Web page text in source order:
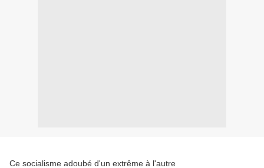
Ce socialisme adoubé d'un extrême à l'autre